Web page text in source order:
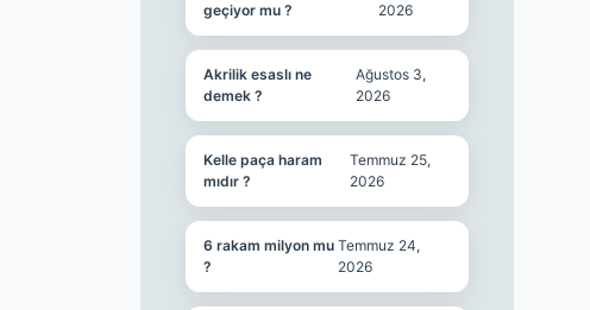
geçiyor mu ?
2026
Akrilik esaslı ne
demek ?
Ağustos 3,
2026
Kelle paça haram
mıdır ?
Temmuz 25,
2026
6 rakam milyon mu
?
Temmuz 24,
2026